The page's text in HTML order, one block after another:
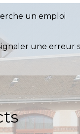
un emploi
une erreur